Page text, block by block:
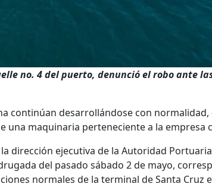
no. 4 del puerto, denunció el robo ante
continúan desarrollándose con
maquinaria perteneciente a la empresa
dirección ejecutiva de la Autoridad
del pasado sábado 2 de mayo,
normales de la terminal de Santa Cruz